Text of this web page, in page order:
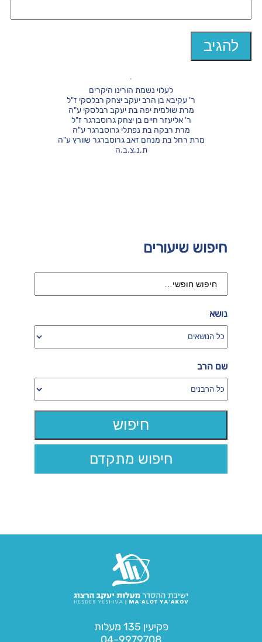
חיפוש שיעורים
נושא
שם הרב
חיפוש מתקדם
לעלוי נשמת הורינו היקרים
ר' עקיבא בן הרב יעקב יצחק רבלסקי ז"ל
מרת שולמית יפה בת יעקב רבלסקי ע"ה
ר' אליעזר חיים בן יצחק גרוסברגר ז"ל
מרת רבקה בת נפתלי גרוסברגר ע"ה
מרת רחל בת מנחם זאב גרוסברגר שוורץ ע"ה
ת.נ.צ.ב.ה
פקיעין 135 מעלות